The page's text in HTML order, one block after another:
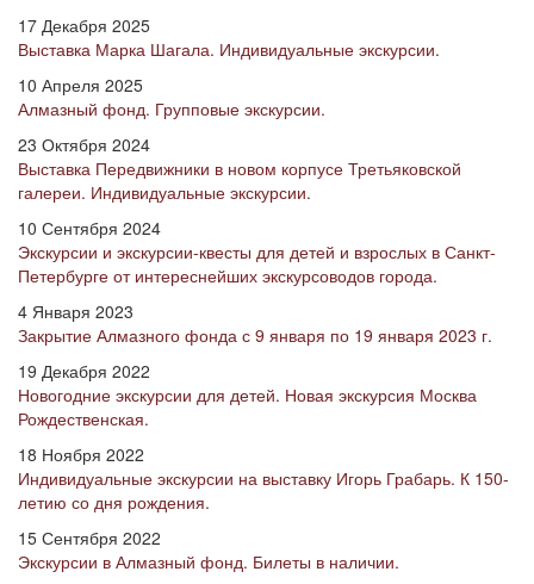
17 Декабря 2025
Выставка Марка Шагала. Индивидуальные экскурсии.
10 Апреля 2025
Алмазный фонд. Групповые экскурсии.
23 Октября 2024
Выставка Передвижники в новом корпусе Третьяковской
галереи. Индивидуальные экскурсии.
10 Сентября 2024
Экскурсии и экскурсии-квесты для детей и взрослых в Санкт-
Петербурге от интереснейших экскурсоводов города.
4 Января 2023
Закрытие Алмазного фонда с 9 января по 19 января 2023 г.
19 Декабря 2022
Новогодние экскурсии для детей. Новая экскурсия Москва
Рождественская.
18 Ноября 2022
Индивидуальные экскурсии на выставку Игорь Грабарь. К 150-
летию со дня рождения.
15 Сентября 2022
Экскурсии в Алмазный фонд. Билеты в наличии.